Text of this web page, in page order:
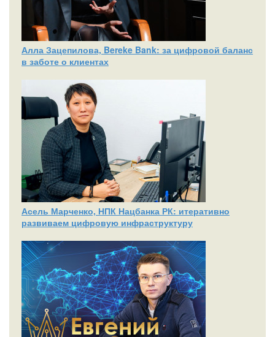
Алла Зацепилова, Bereke Bank: за цифровой баланс
в заботе о клиентах
Асель Марченко, НПК Нацбанка РК: итеративно
развиваем цифровую инфраструктуру